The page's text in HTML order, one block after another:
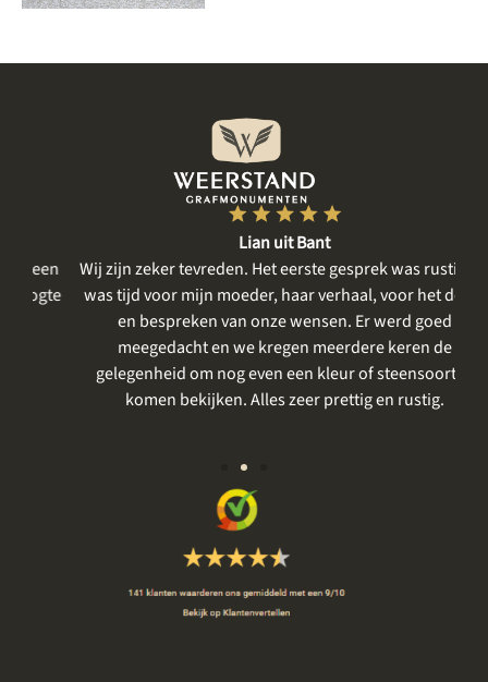
Lian uit Bant
Wij zijn zeker tevreden. Het eerste gesprek was rustig, er
was tijd voor mijn moeder, haar verhaal, voor het delen
en bespreken van onze wensen. Er werd goed
meegedacht en we kregen meerdere keren de
gelegenheid om nog even een kleur of steensoort te
komen bekijken. Alles zeer prettig en rustig.